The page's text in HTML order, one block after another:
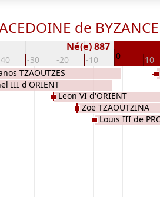
de BYZANCE
-30 -20 -10 0 10
Né(e) 887
TZAOUTZES
III d'ORIENT
Leon VI d'ORIENT
Zoe TZAOUTZINA
Louis III de